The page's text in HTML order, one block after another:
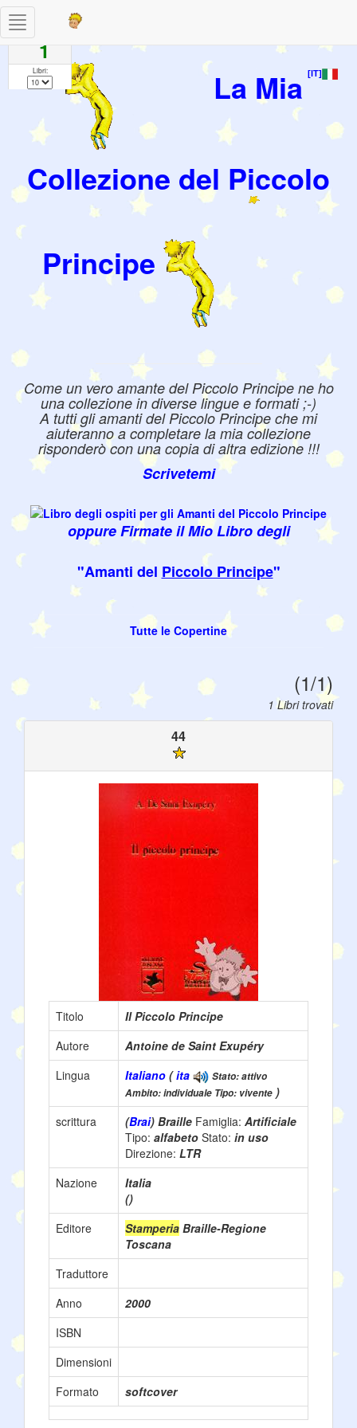
[IT]
La Mia
Collezione del Piccolo
Principe
Come un vero amante del Piccolo Principe ne ho
una collezione in diverse lingue e formati ;-)
A tutti gli amanti del Piccolo Principe che mi
aiuteranno a completare la mia collezione
risponderò con una copia di altra edizione !!!
Scrivetemi
oppure Firmate il Mio Libro degli
"Amanti del Piccolo Principe"
Tutte le Copertine
Toggle
navigation
(1/1)
1 Libri trovati
Pagine
1
Libri:
44
Titolo
Il Piccolo Principe
Autore
Antoine de Saint Exupéry
Lingua
Italiano (ita
Stato: attivo
Ambito: individuale Tipo: vivente )
scrittura
(Brai) Braille Famiglia: Artificiale
Tipo: alfabeto Stato: in uso
Direzione: LTR
Nazione
Italia
()
Editore
Stamperia Braille-Regione
Toscana
Traduttore
Anno
2000
ISBN
Dimensioni
Formato
softcover